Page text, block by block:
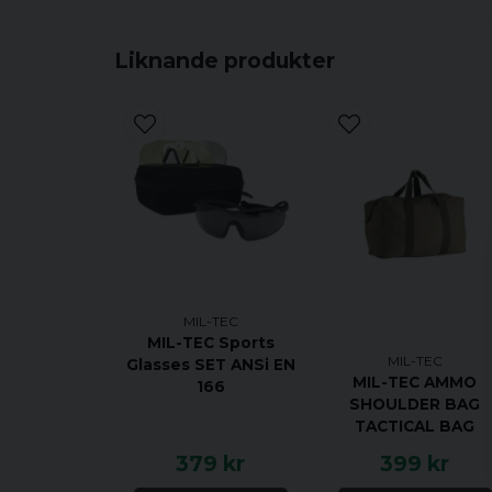
Liknande produkter
MIL-TEC
MIL-TEC Sports
Glasses SET ANSi EN
166
379 kr
MIL-TEC
MIL-TEC AMMO
SHOULDER BAG
TACTICAL BAG
399 kr